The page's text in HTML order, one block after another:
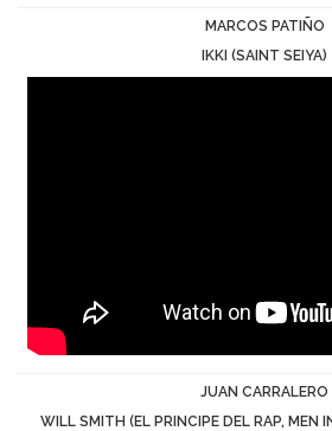
MARCOS PATIÑO
IKKI (SAINT SEIYA)
JUAN CARRALERO
WILL SMITH (EL PRINCIPE DEL RAP, MEN